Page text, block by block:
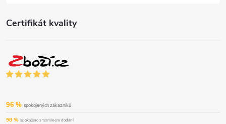
Certifikát kvality
96 % spokojených zákazníků
98 % spokojeno s termínem dodání